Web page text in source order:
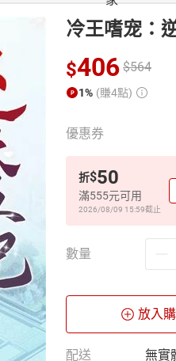
冷王嗜宠：
$406 $564
1% (賺4點)
優惠券
折$50
滿555元可用
2026/08/09 15:59截止
數量
放入
配送 無實